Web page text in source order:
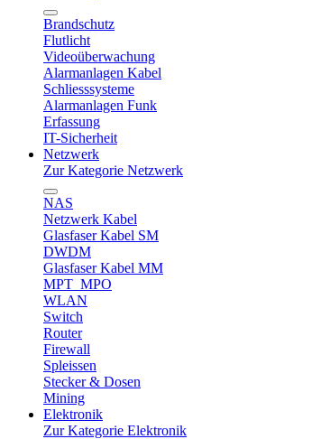
Brandschutz
Flutlicht
Videoüberwachung
Alarmanlagen Kabel
Schliesssysteme
Alarmanlagen Funk
Erfassung
IT-Sicherheit
Netzwerk
Zur Kategorie Netzwerk
NAS
Netzwerk Kabel
Glasfaser Kabel SM
DWDM
Glasfaser Kabel MM
MPT_MPO
WLAN
Switch
Router
Firewall
Spleissen
Stecker & Dosen
Mining
Elektronik
Zur Kategorie Elektronik